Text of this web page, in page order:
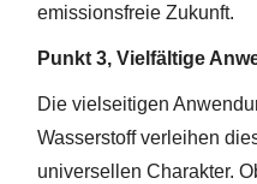
emissionsfreie Zukunft.
Punkt 3, Vielfältige
Die vielseitigen
Wasserstoff verleihen
universellen Charakter.